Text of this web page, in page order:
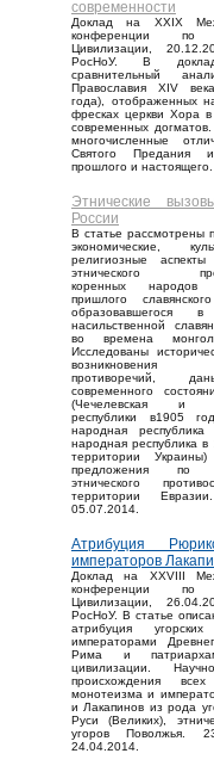
современности
Доклад на XXIX
конференции по
Цивилизации,
РосНоУ. В
сравнительный
Православия XIV
года), отображенных
фресках церкви Хора
современных
многочисленные
Святого Предания
прошлого и
Этнические
России
В статье рассмотрены
экономические,
религиозные аспекты
этнического
коренных
пришлого
образовавшегося в
насильственной
во времена
Исследованы
возникновения
противоречий,
современного
(Чечелевская и
республики в1905
народная республика
народная республика в
территории
предложения по
этнического
территории
05.07.2014.
Атрибуция
императоров
Доклад на XXVIII
конференции по
Цивилизации,
РосНоУ. В статье
атрибуция
императорами
Рима и
цивилизации.
происхождения всех
монотеизма и
и Лакапинов из рода
Руси (Великих),
угоров Поволжья.
24.04.2014.